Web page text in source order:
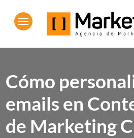
Cómo
emails en
de Marketing